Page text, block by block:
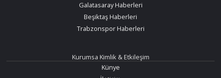
Galatasaray Haberleri
Beşiktaş Haberleri
Trabzonspor Haberleri
Kurumsa Kimlik & Etkileşim
Künye